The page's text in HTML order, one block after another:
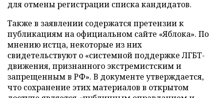
для отмены регистрации списка кандидатов.
Также в заявлении содержатся претензии к
публикациям на официальном сайте «Яблока». По
мнению истца, некоторые из них
свидетельствуют о «системной поддержке ЛГБТ-
движения, признанного экстремистским и
запрещенным в РФ». В документе утверждается,
что сохранение этих материалов в открытом